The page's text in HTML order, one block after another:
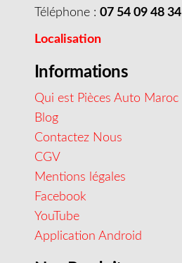
Téléphone : 07 54 09 48 34
Localisation
Informations
Qui est Pièces Auto Maroc
Blog
Contactez Nous
CGV
Mentions légales
Facebook
YouTube
Application Android